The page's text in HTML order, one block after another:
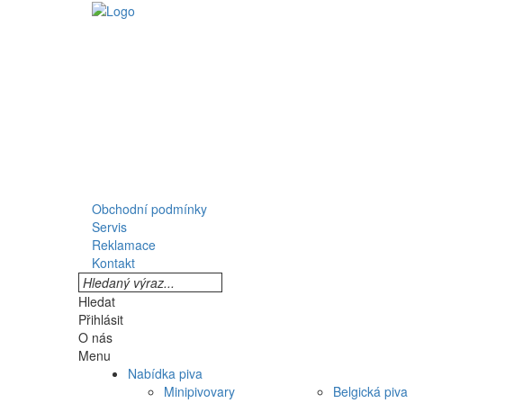
Obchodní podmínky
Servis
Reklamace
Kontakt
Hledat
Přihlásit
O nás
Menu
Nabídka piva
Minipivovary
Belgická piva